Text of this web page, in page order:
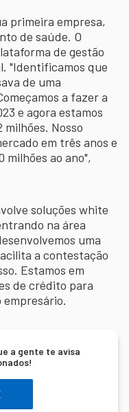
primeira empresa,
de saúde. O
de gestão
"Identificamos que
de uma
a fazer a
e agora estamos
Nosso
em três anos e
ao ano",
soluções white
na área
uma
a contestação
Estamos em
de crédito para
a gente te avisa